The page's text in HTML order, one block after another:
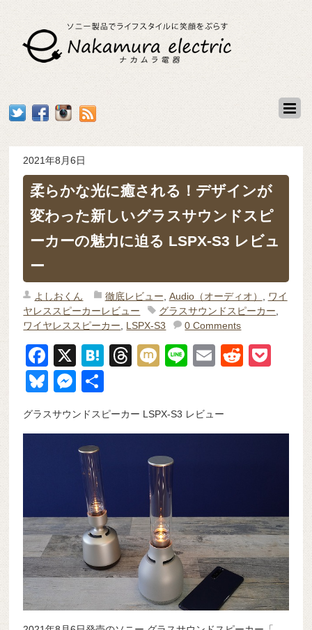
2021年8月6日
柔らかな光に癒される！デザインが
変わった新しいグラスサウンドスピ
ーカーの魅力に迫る LSPX-S3 レビュ
ー
よしおくん 徹底レビュー Audio（オーディオ）
ワイ
ヤレススピーカーレビュー
グラスサウンドスピーカー
ワイヤレススピーカー
LSPX-S3 0 Comments
F
a
c
e
k
X
H
n
T
a
M
Li
E
R
Bl
e
M
e
ss
e
n
g
er
有
グラスサウンドスピーカー LSPX-S3 レビュー